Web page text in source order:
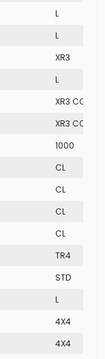
L
L
XR3
L
XR3
XR3
1000
CL
CL
CL
CL
TR4
STD
L
4X4
4X4